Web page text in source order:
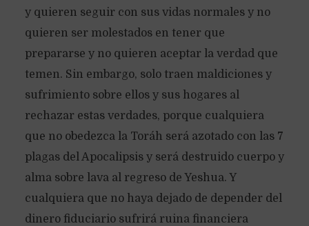
y quieren seguir con sus vidas normales y no
quieren ser molestados en tener que
prepararse y no quieren aceptar la verdad que
temen. Sin embargo, solo traen maldiciones y
sufrimiento sobre ellos y sus hogares al
rechazar estas verdades, porque cualquiera
que no obedezca la Toráh será azotado con las 7
plagas del Apocalipsis y será destruido cuerpo y
alma sobre lava al regreso de Yeshua. Y
cualquiera que no haya dejado de depender del
dinero fiduciario sufrirá ruina financiera